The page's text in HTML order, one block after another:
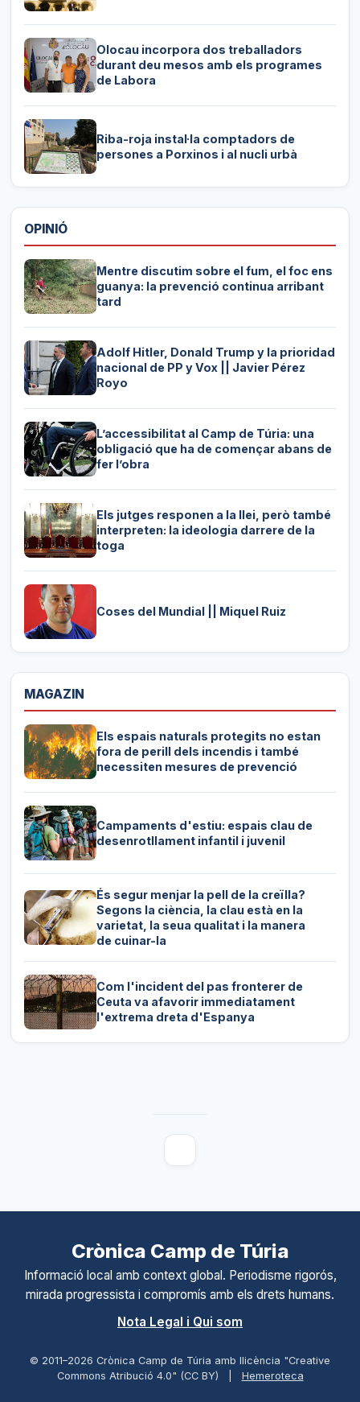
Olocau incorpora dos treballadors
durant deu mesos amb els programes
de Labora
Riba-roja instal·la comptadors de
persones a Porxinos i al nucli urbà
OPINIÓ
Mentre discutim sobre el fum, el foc ens
guanya: la prevenció continua arribant
tard
Adolf Hitler, Donald Trump y la prioridad
nacional de PP y Vox || Javier Pérez
Royo
L’accessibilitat al Camp de Túria: una
obligació que ha de començar abans de
fer l’obra
Els jutges responen a la llei, però també
interpreten: la ideologia darrere de la
toga
Coses del Mundial || Miquel Ruiz
MAGAZIN
Els espais naturals protegits no estan
fora de perill dels incendis i també
necessiten mesures de prevenció
Campaments d'estiu: espais clau de
desenrotllament infantil i juvenil
És segur menjar la pell de la creïlla?
Segons la ciència, la clau està en la
varietat, la seua qualitat i la manera
de cuinar-la
Com l'incident del pas fronterer de
Ceuta va afavorir immediatament
l'extrema dreta d'Espanya
Crònica Camp de Túria
Informació local amb context global. Periodisme rigorós,
mirada progressista i compromís amb els drets humans.
Nota Legal i Qui som
© 2011–2026 Crònica Camp de Túria amb llicència "Creative
Commons Atribució 4.0" (CC BY)
Hemeroteca